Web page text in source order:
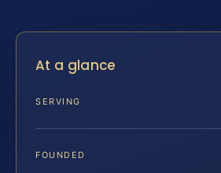
At a glance
SERVING
FOUNDED